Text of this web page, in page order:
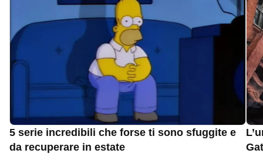
5 serie incredibili che forse ti sono sfuggite e
da recuperare in estate